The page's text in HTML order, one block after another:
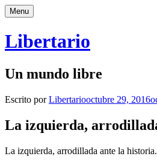
Saltar
al
Menu
Libertario
Un mundo libre
Escrito porLibertariooctubre 29, 2016
La izquierda,
La izquierda, arrodillada ante la historia.